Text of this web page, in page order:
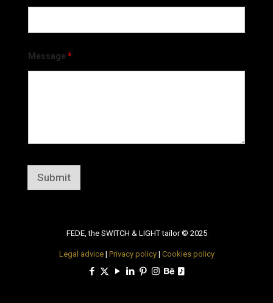
Message *
Submit
FEDE, the SWITCH & LIGHT tailor © 2025
Legal advice| Privacy policy| Cookies policy